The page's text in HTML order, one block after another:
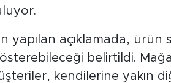
yapılan açıklamada, ürün
belirtildi.
kendilerine yakın